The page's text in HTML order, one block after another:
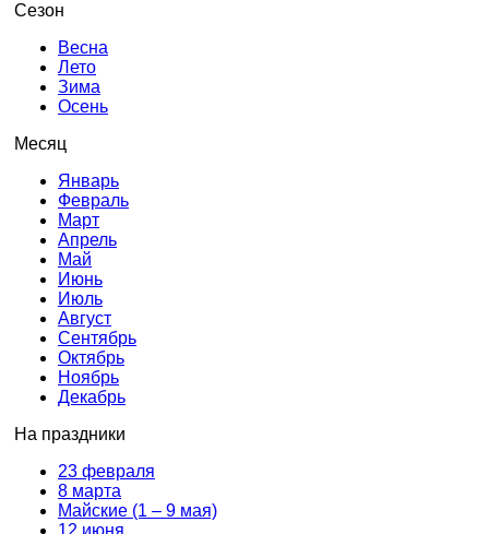
Сезон
Весна
Лето
Зима
Осень
Месяц
Январь
Февраль
Март
Апрель
Май
Июнь
Июль
Август
Сентябрь
Октябрь
Ноябрь
Декабрь
На праздники
23 февраля
8 марта
Майские (1 – 9 мая)